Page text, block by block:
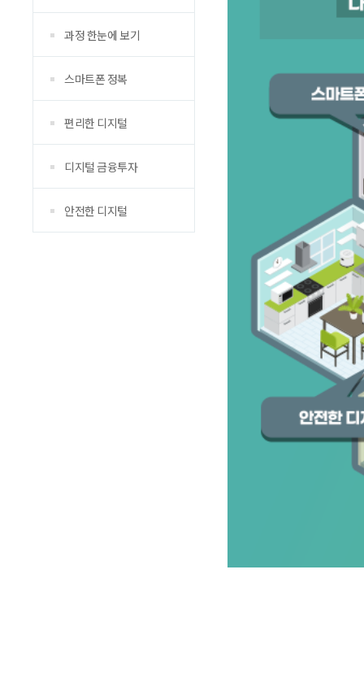
과정 한눈에 보기
스마트폰 정복
편리한 디지털
디지털 금융투자
안전한 디지털